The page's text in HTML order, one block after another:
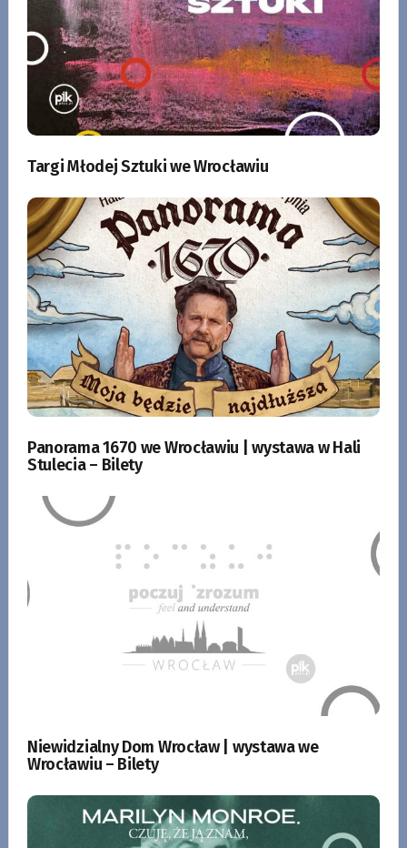
Targi Młodej Sztuki we Wrocławiu
Panorama 1670 we Wrocławiu | wystawa w Hali
Stulecia – Bilety
Niewidzialny Dom Wrocław | wystawa we
Wrocławiu – Bilety